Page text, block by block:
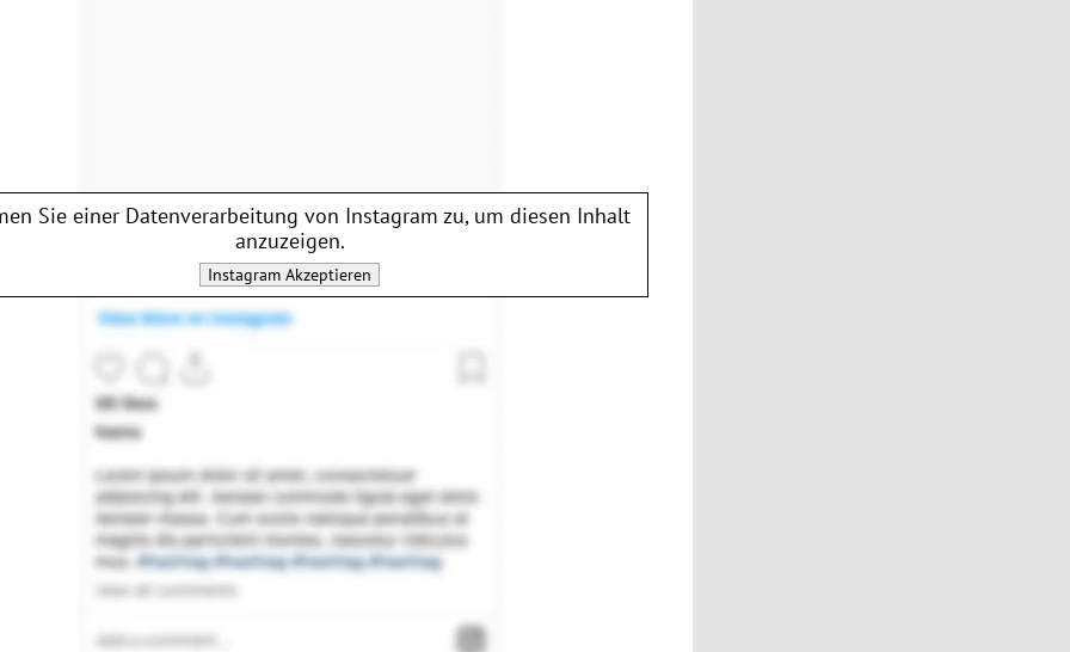
Sie einer Datenverarbeitung von Instagram zu, um diesen Inhalt
anzuzeigen.
Instagram Akzeptieren